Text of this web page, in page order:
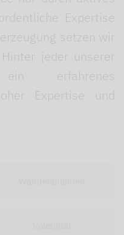
Expertise
setzen wir
jeder unserer
erfahrenes
Expertise und